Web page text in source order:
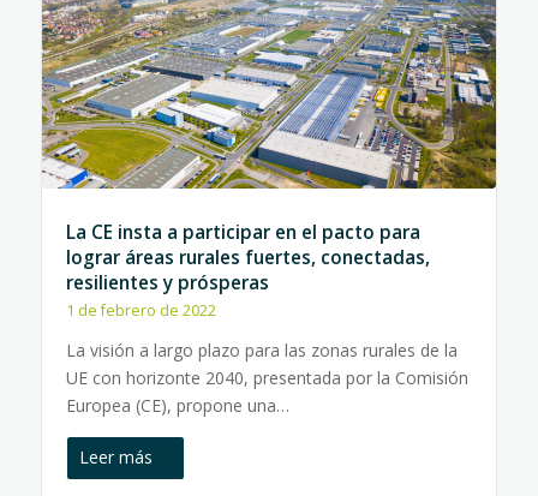
La CE insta a participar en el pacto para
lograr áreas rurales fuertes, conectadas,
resilientes y prósperas
1 de febrero de 2022
La visión a largo plazo para las zonas rurales de la
UE con horizonte 2040, presentada por la Comisión
Europea (CE), propone una…
Leer más